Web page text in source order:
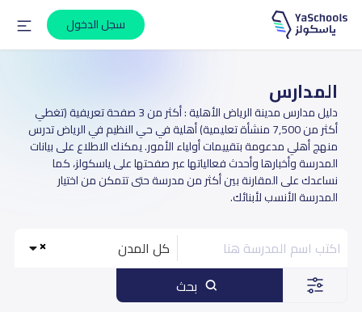
سجل الدخول
المدارس
دليل مدارس مدينة الرياض الأهلية : أكثر من 3 صفحة تعريفية (تغطي
أكثر من 7,500 منشأة تعليمية) أهلية في حي النظيم في الرياض تدرس
منهج أهلي مدعومة بتقييمات أولياء الأمور. يمكنك الاطلاع على بيانات
المدرسة وأخبارها وأحدث فعالياتها عبر صفحتها على ياسكولز، كما
نساعدك على المقارنة بين أكثر من مدرسة حتى تتمكن من اختيار
المدرسة الأنسب لأبنائك.
كل المدن